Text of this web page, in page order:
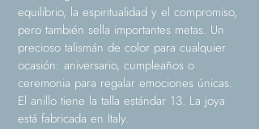
equilibrio, la espiritualidad y el compromiso,
pero también sella importantes metas. Un
precioso talismán de color para cualquier
ocasión: aniversario, cumpleaños o
ceremonia para regalar emociones únicas.
El anillo tiene la talla estándar 13. La joya
está fabricada en Italy.